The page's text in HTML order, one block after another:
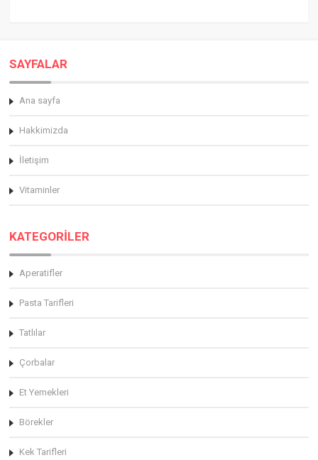
SAYFALAR
Ana sayfa
Hakkimizda
İletişim
Vitaminler
KATEGORİLER
Aperatifler
Pasta Tarifleri
Tatlılar
Çorbalar
Et Yemekleri
Börekler
Kek Tarifleri